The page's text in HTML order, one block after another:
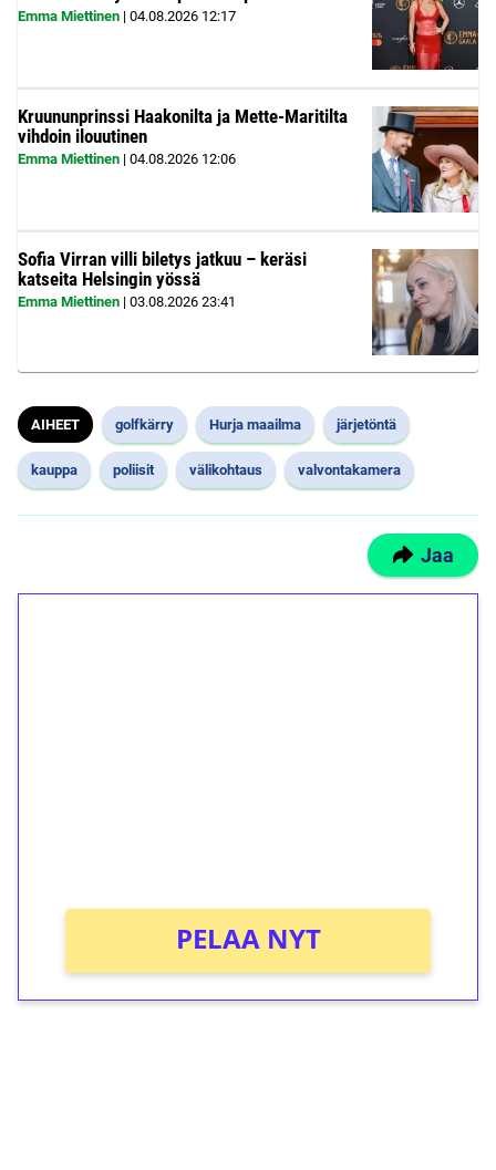
Emma Miettinen | 04.08.2026 12:17
Kruununprinssi Haakonilta ja Mette-Maritilta
vihdoin ilouutinen
Emma Miettinen | 04.08.2026 12:06
Sofia Virran villi biletys jatkuu – keräsi
katseita Helsingin yössä
Emma Miettinen | 03.08.2026 23:41
AIHEET golfkärry Hurja maailma järjetöntä
kauppa poliisit välikohtaus valvontakamera
Jaa
PELAA NYT